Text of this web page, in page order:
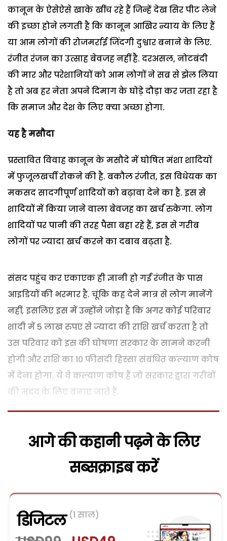
कानून के ऐसेऐसे खाके खींच रहे हैं जिन्हें देख सिर पीट लेने
की इच्छा होने लगती है कि कानून आखिर न्याय के लिए हैं
या आम लोगों की रोजमर्राई जिंदगी दुश्वार बनाने के लिए.
रंजीत रंजन का उत्साह बेवजह नहीं है. दरअसल, नोटबंदी
की मार और परेशानियों को आम लोगों ने सब्र से झेल लिया
है तो अब हर नेता अपने दिमाग के घोड़े दौड़ा कर जता रहा है
कि समाज और देश के लिए क्या अच्छा होगा.
यह है मसौदा
प्रस्तावित विवाह कानून के मसौदे में घोषित मंशा शादियों
में फुजूलखर्ची रोकने की है. बकौल रंजीत, इस विधेयक का
मकसद सादगीपूर्ण शादियों को बढ़ावा देने का है. इस से
शादियों में किया जाने वाला बेवजह का खर्च रुकेगा. लोग
शादियों पर पानी की तरह पैसा बहा रहे हैं, इस से गरीब
लोगों पर ज्यादा खर्च करने का दबाव बढ़ता है.
संसद पहुंच कर एकाएक ही ज्ञानी हो गईं रंजीत के पास
आइडियों की भरमार है. चूंकि कह देने मात्र से लोग मानेंगे
नहीं, इसलिए इस में उन्होंने जोड़ा है कि अगर कोई परिवार
शादी में 5 लाख रुपए से ज्यादा की राशि खर्च करता है तो
उस परिवार को इस की घोषणा सरकार के सामने करनी
होगी और राशि का 10 फीसदी हिस्सा संबंधित कल्याण कोष
में देना होगा. ये वे कल्याण कोष हैं जो सरकार द्वारा गरीबों
की मदद के लिए बनाए जाते हैं.
आगे की कहानी पढ़ने के लिए
सब्सक्राइब करें
डिजिटल (1 साल)